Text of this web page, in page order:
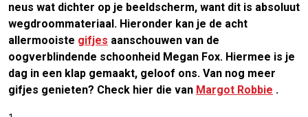
neus wat dichter op je beeldscherm, want dit is absoluut
wegdroommateriaal. Hieronder kan je de acht
allermooiste gifjes aanschouwen van de
oogverblindende schoonheid Megan Fox. Hiermee is je
dag in een klap gemaakt, geloof ons. Van nog meer
gifjes genieten? Check hier die van Margot Robbie .